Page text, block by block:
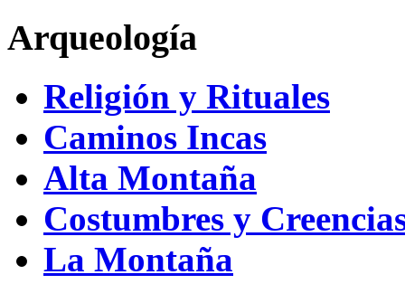
Arqueología
Religión y Rituales
Caminos Incas
Alta Montaña
Costumbres y
La Montaña